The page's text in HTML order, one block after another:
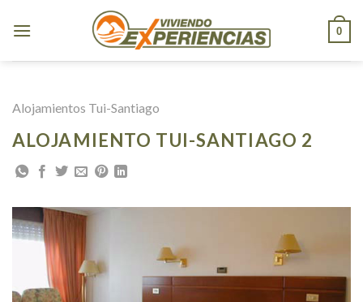
0
Alojamientos Tui-Santiago
ALOJAMIENTO TUI-SANTIAGO 2